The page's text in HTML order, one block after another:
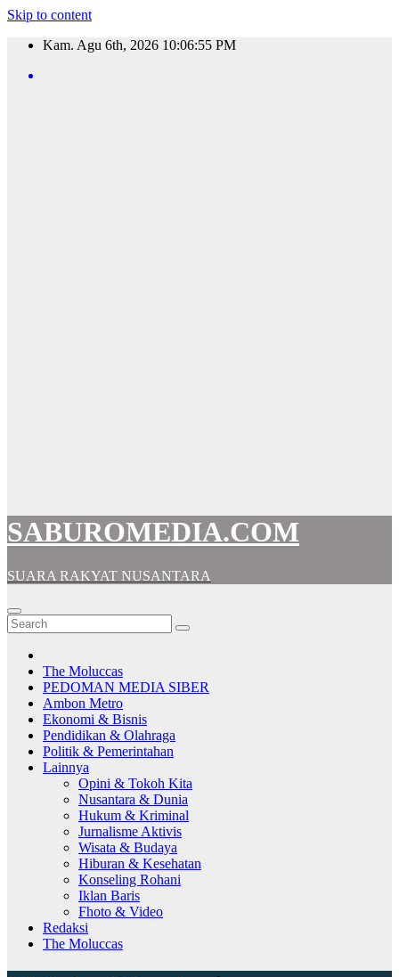
Skip to content
Kam. Agu 6th, 2026 10:06:56 PM
SABUROMEDIA.COM
SUARA RAKYAT NUSANTARA
The Moluccas
PEDOMAN MEDIA SIBER
Ambon Metro
Ekonomi & Bisnis
Pendidikan & Olahraga
Politik & Pemerintahan
Lainnya
Opini & Tokoh Kita
Nusantara & Dunia
Hukum & Kriminal
Jurnalisme Aktivis
Wisata & Budaya
Hiburan & Kesehatan
Konseling Rohani
Iklan Baris
Fhoto & Video
Redaksi
The Moluccas